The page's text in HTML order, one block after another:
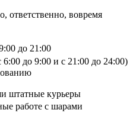
ответственно, вовремя
до 21:00
до 9:00 и с 21:00 до 24:00)
штатные курьеры
работе с шарами